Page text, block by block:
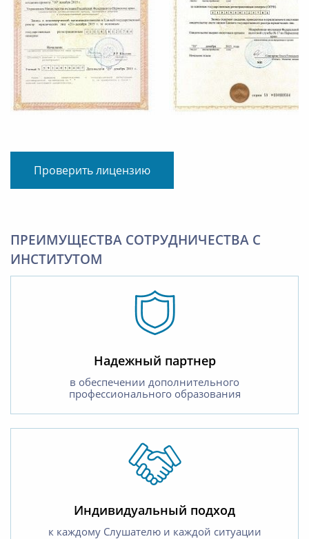
Проверить лицензию
ПРЕИМУЩЕСТВА СОТРУДНИЧЕСТВА С
ИНСТИТУТОМ
Надежный партнер
в обеспечении дополнительного
профессионального образования
Индивидуальный подход
к каждому Слушателю и каждой ситуации